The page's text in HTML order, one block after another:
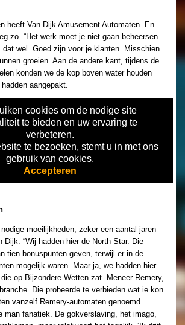
cookies om de nodige site
te bieden en uw ervaring te
verbeteren.
te bezoeken, stemt u in met ons
gebruik van cookies.
Accepteren
heeft Van Dijk Amusement Automaten. En
zo. “Het werk moet je niet gaan beheersen.
dat wel. Goed zijn voor je klanten. Misschien
groeien. Aan de andere kant, tijdens de
konden we de kop boven water houden
aangepakt.
in de laagdrempelige horeca. Je
maar het was niet dramatisch. En nu zit je
inrichtingen. Het komt weleens voor dat er
zijn met de overheid. Is een inrichting nou wel
Bij twijfelgevallen is er de VAN die ons dan
Wijsman heeft voor een collega exploitant ook
Prima, maar over het algemeen is het allemaal
moeilijkheden, zeker een aantal jaren
Dijk: “Wij hadden hier de North Star. Die
tien bonuspunten geven, terwijl er in de
mogelijk waren. Maar ja, we hadden hier
op Bijzondere Wetten zat. Meneer Remery,
Die probeerde te verbieden wat ie kon.
vanzelf Remery-automaten genoemd.
man fanatiek. De gokverslaving, het imago,